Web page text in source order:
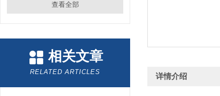
查看全部
相关文章
RELATED ARTICLES
详情介绍